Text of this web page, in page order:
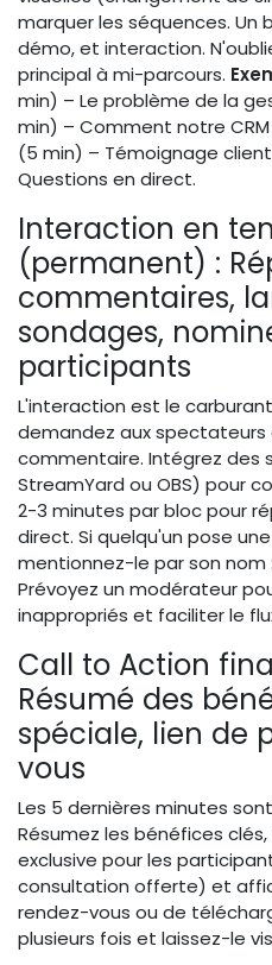
marquer les séquences. Un
démo, et interaction.
principal à mi-parcours.
min) – Le problème de la
min) – Comment notre
(5 min) – Témoignage
Questions en direct.
Interaction en
(permanent) :
commentaires,
sondages,
participants
L'interaction est le
demandez aux spectateurs
commentaire. Intégrez des
StreamYard ou OBS) pour
2-3 minutes par bloc pour
direct. Si quelqu'un pose
mentionnez-le par son nom
Prévoyez un modérateur
inappropriés et faciliter le
Call to Action
Résumé des
spéciale, lien de
vous
Les 5 dernières minutes
Résumez les bénéfices
exclusive pour les
consultation offerte) et
rendez-vous ou de
plusieurs fois et laissez-le